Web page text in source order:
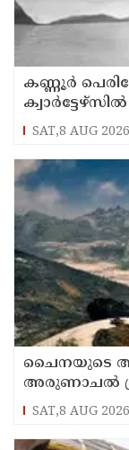
കണ്ണൂര്‍
നിലയില്‍
SAT,8 AUG 2026
ചൈനയുടെ
അരുണാചൽ
ഔദ്യോഗിക
SAT,8 AUG 2026